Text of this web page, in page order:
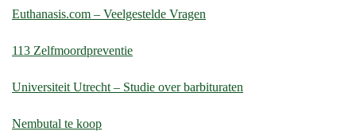
Euthanasis.com – Veelgestelde Vragen
113 Zelfmoordpreventie
Universiteit Utrecht – Studie over barbituraten
Nembutal te koop